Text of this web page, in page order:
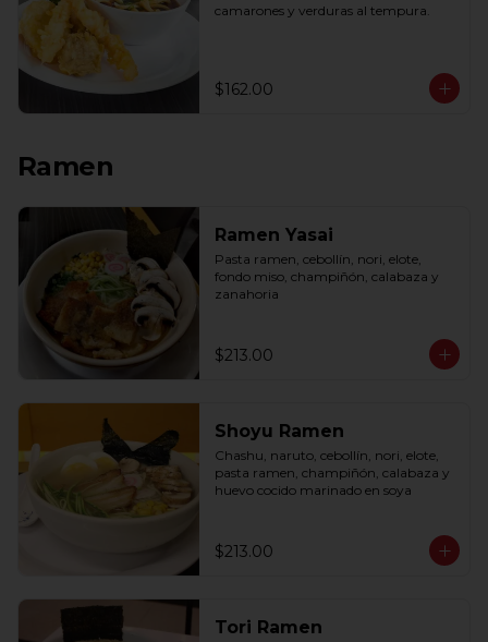
camarones y verduras al tempura.
$162.00
Ramen
Ramen Yasai
Pasta ramen, cebollín, nori, elote,
fondo miso, champiñón, calabaza y
zanahoria
$213.00
Shoyu Ramen
Chashu, naruto, cebollín, nori, elote,
pasta ramen, champiñón, calabaza y
huevo cocido marinado en soya
$213.00
Tori Ramen